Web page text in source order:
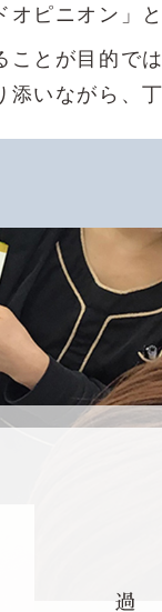
ピニオン」と
とが目的で
いながら、